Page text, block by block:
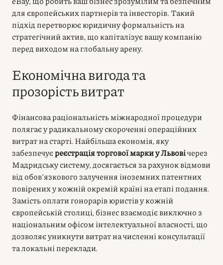
для європейських партнерів та інвесторів. Такий
підхід перетворює юридичну формальність на
стратегічний актив, що капіталізує вашу компанію
перед виходом на глобальну арену.
Економічна вигода та
прозорість витрат
Фінансова раціональність міжнародної процедури
полягає у радикальному скороченні операційних
витрат на старті. Найбільша економія, яку
забезпечує реєстрація торгової марки у Львовічерез
Мадридську систему, досягається за рахунок відмови
від обов’язкового залучення іноземних патентних
повірених у кожній окремій країні на етапі подання.
Замість оплати гонорарів юристів у кожній
європейській столиці, бізнес взаємодіє виключно з
національним офісом інтелектуальної власності, що
дозволяє уникнути витрат на численні консультації
та локальні переклади.